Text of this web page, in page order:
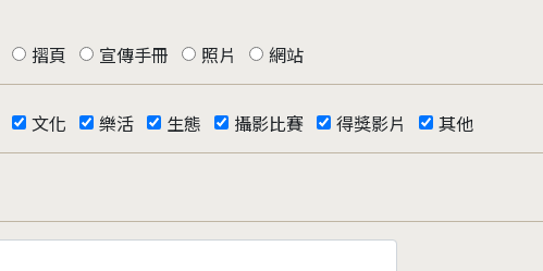
摺頁 宣傳手冊 照片 網站
文化 樂活 生態 攝影比賽 得獎影片 其他